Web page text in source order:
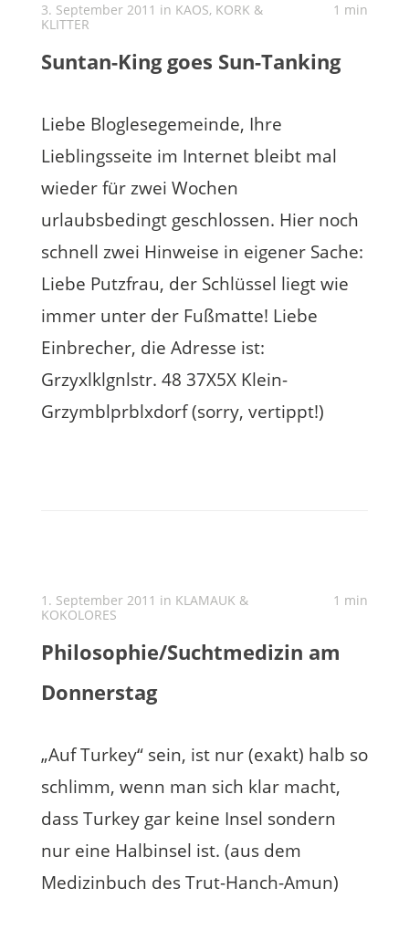
3. September 2011 in KAOS, KORK &
KLITTER
1 min
Suntan-King goes Sun-Tanking
Liebe Bloglesegemeinde, Ihre
Lieblingsseite im Internet bleibt mal
wieder für zwei Wochen
urlaubsbedingt geschlossen. Hier noch
schnell zwei Hinweise in eigener Sache:
Liebe Putzfrau, der Schlüssel liegt wie
immer unter der Fußmatte! Liebe
Einbrecher, die Adresse ist:
Grzyxlklgnlstr. 48 37X5X Klein-
Grzymblprblxdorf (sorry, vertippt!)
1. September 2011 in KLAMAUK &
KOKOLORES
1 min
Philosophie/Suchtmedizin am
Donnerstag
„Auf Turkey“ sein, ist nur (exakt) halb so
schlimm, wenn man sich klar macht,
dass Turkey gar keine Insel sondern
nur eine Halbinsel ist. (aus dem
Medizinbuch des Trut-Hanch-Amun)